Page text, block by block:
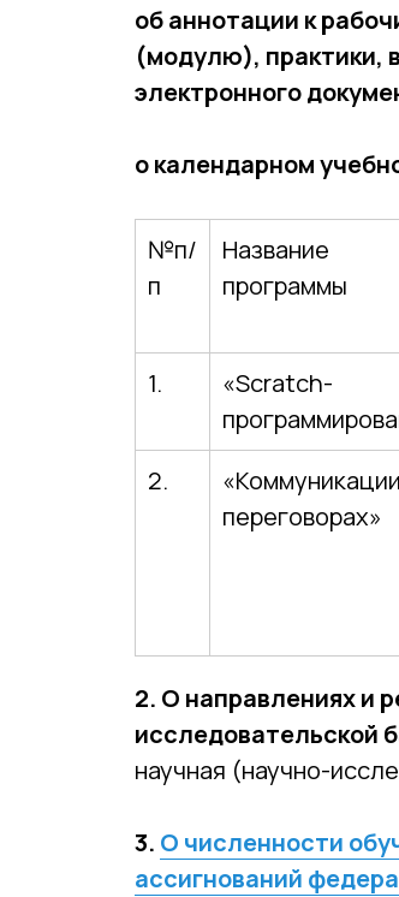
об аннотации к
(модулю), практики,
электронного
о календарном
№п/
п
Название
программы
1.
«Scratch-
2.
переговорах»
2. О направлениях и
исследовательской
научная (научно-
3. О численности
ассигнований